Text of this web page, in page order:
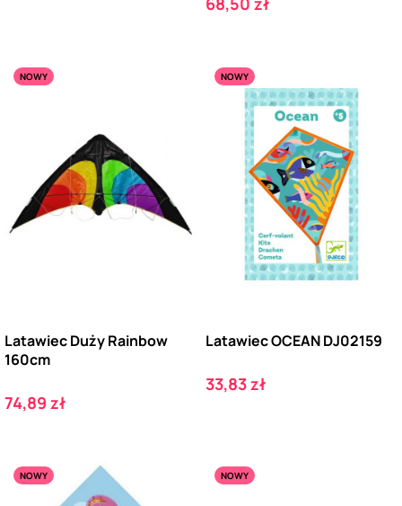
NOWY
Latawiec Duży Rainbow
160cm
Cena
74,89 zł
NOWY
Latawiec OCEAN DJ02159
Cena
33,83 zł
NOWY NOWY